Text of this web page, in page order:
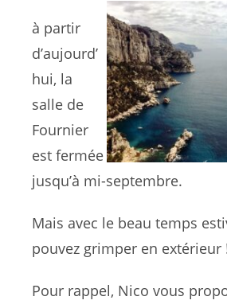
à partir
d’aujourd’
hui, la
salle de
Fournier
est fermée
jusqu’à mi-septembre.
Mais avec le beau temps
pouvez grimper en extérieur
Pour rappel, Nico vous